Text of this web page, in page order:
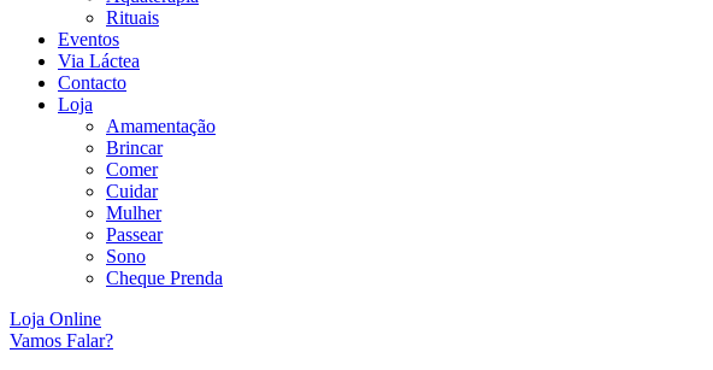
Rituais
Eventos
Via Láctea
Contacto
Loja
Amamentação
Brincar
Comer
Cuidar
Mulher
Passear
Sono
Cheque Prenda
Loja Online
Vamos Falar?